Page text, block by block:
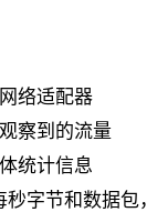
络适配器
察到的流量
统计信息
字节和数据包